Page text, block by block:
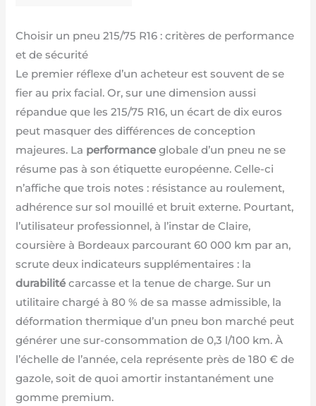
Choisir un pneu 215/75 R16 : critères de performance
et de sécurité
Le premier réflexe d’un acheteur est souvent de se
fier au prix facial. Or, sur une dimension aussi
répandue que les 215/75 R16, un écart de dix euros
peut masquer des différences de conception
majeures. La performance globale d’un pneu ne se
résume pas à son étiquette européenne. Celle-ci
n’affiche que trois notes : résistance au roulement,
adhérence sur sol mouillé et bruit externe. Pourtant,
l’utilisateur professionnel, à l’instar de Claire,
coursière à Bordeaux parcourant 60 000 km par an,
scrute deux indicateurs supplémentaires : la
durabilité carcasse et la tenue de charge. Sur un
utilitaire chargé à 80 % de sa masse admissible, la
déformation thermique d’un pneu bon marché peut
générer une sur-consommation de 0,3 l/100 km. À
l’échelle de l’année, cela représente près de 180 € de
gazole, soit de quoi amortir instantanément une
gomme premium.